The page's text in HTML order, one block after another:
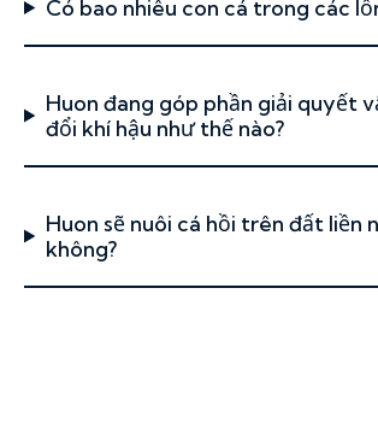
Có bao nhiêu con cá trong các
Huon đang góp phần giải quyết
đổi khí hậu như thế nào?
Huon sẽ nuôi cá hồi trên đất liền
không?